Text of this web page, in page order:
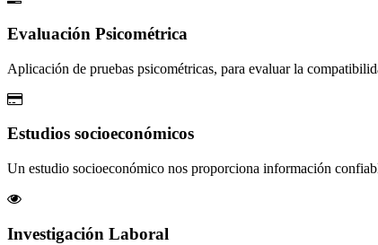
Evaluación Psicométrica
Aplicación de pruebas psicométricas, para evaluar la
Estudios socioeconómicos
Un estudio socioeconómico nos proporciona información
Investigación Laboral